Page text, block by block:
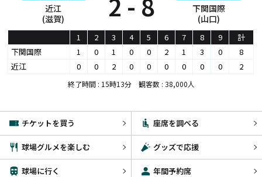
近江
(滋賀)
下関国際
(山口)
1 2 3 4 5 6 7 8 9
計
下関国際
1 0 1 0 0 2 1 3 0
8
近江
0 0 2 0 0 0 0 0 0 2
終了時間 : 15時13分 観客数 : 38,000人
チケットを買う 座席を調べる
球場グルメを楽しむ グッズで応援
球場に行く 年間予約席